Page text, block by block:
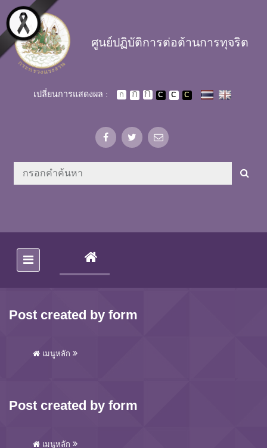
Skip to main content
ศูนย์ปฏิบัติการต่อต้านการทุจริต
เปลี่ยนการแสดงผล :
(CURRENT)
Post created by form
เมนูหลัก
Post created by form
เมนูหลัก